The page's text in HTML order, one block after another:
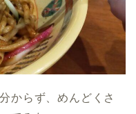
からず、めんどくさ